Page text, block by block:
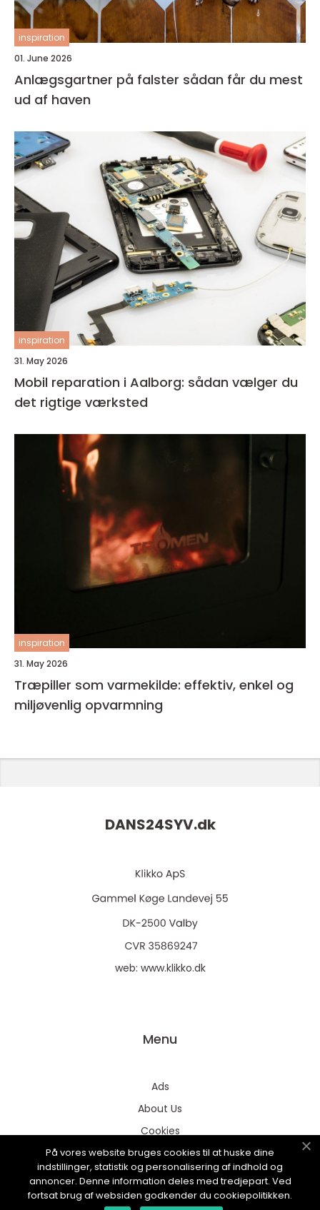
inspiration
01. June 2026
Anlægsgartner på falster sådan får du mest
ud af haven
inspiration
31. May 2026
Mobil reparation i Aalborg: sådan vælger du
det rigtige værksted
inspiration
31. May 2026
Træpiller som varmekilde: effektiv, enkel og
miljøvenlig opvarmning
DANS24SYV.dk
web: www.klikko.dk
Menu
Ads
About Us
Cookies
Contact
Sitemap
På vores website bruges cookies til at huske dine
indstillinger, statistik og personalisering af indhold og
annoncer. Denne information deles med tredjepart. Ved
fortsat brug af websiden godkender du cookiepolitikken.